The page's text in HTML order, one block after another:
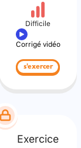
Difficile
Corrigé vidéo
s'exercer
Exercice